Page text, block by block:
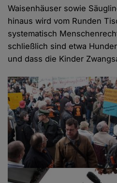
Waisenhäuser sowie
hinaus wird vom Runden
systematisch
schließlich sind etwa
und dass die Kinder